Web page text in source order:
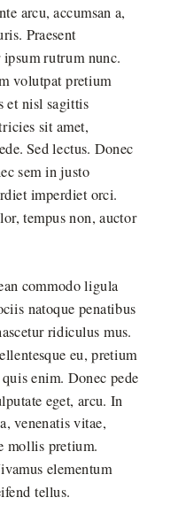
arcu, accumsan a,
Praesent
rutrum nunc.
volutpat pretium
et nisl sagittis
sit amet,
Sed lectus. Donec
sem in justo
imperdiet orci.
tempus non, auctor
commodo ligula
natoque penatibus
ridiculus mus.
eu, pretium
enim. Donec pede
eget, arcu. In
venenatis vitae,
mollis pretium.
elementum
tellus.